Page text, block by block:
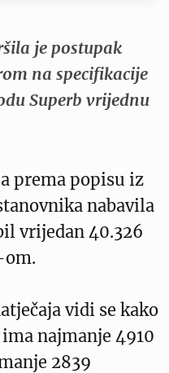
je postupak
na specifikacije
Superb vrijednu
prema popisu iz
nabavila
vrijedan 40.326
om.
vidi se kako
najmanje 4910
2839